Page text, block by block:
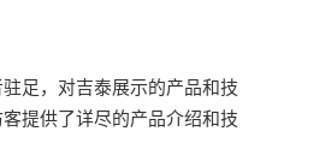
足，对吉泰展示的产品和技
提供了详尽的产品介绍和技